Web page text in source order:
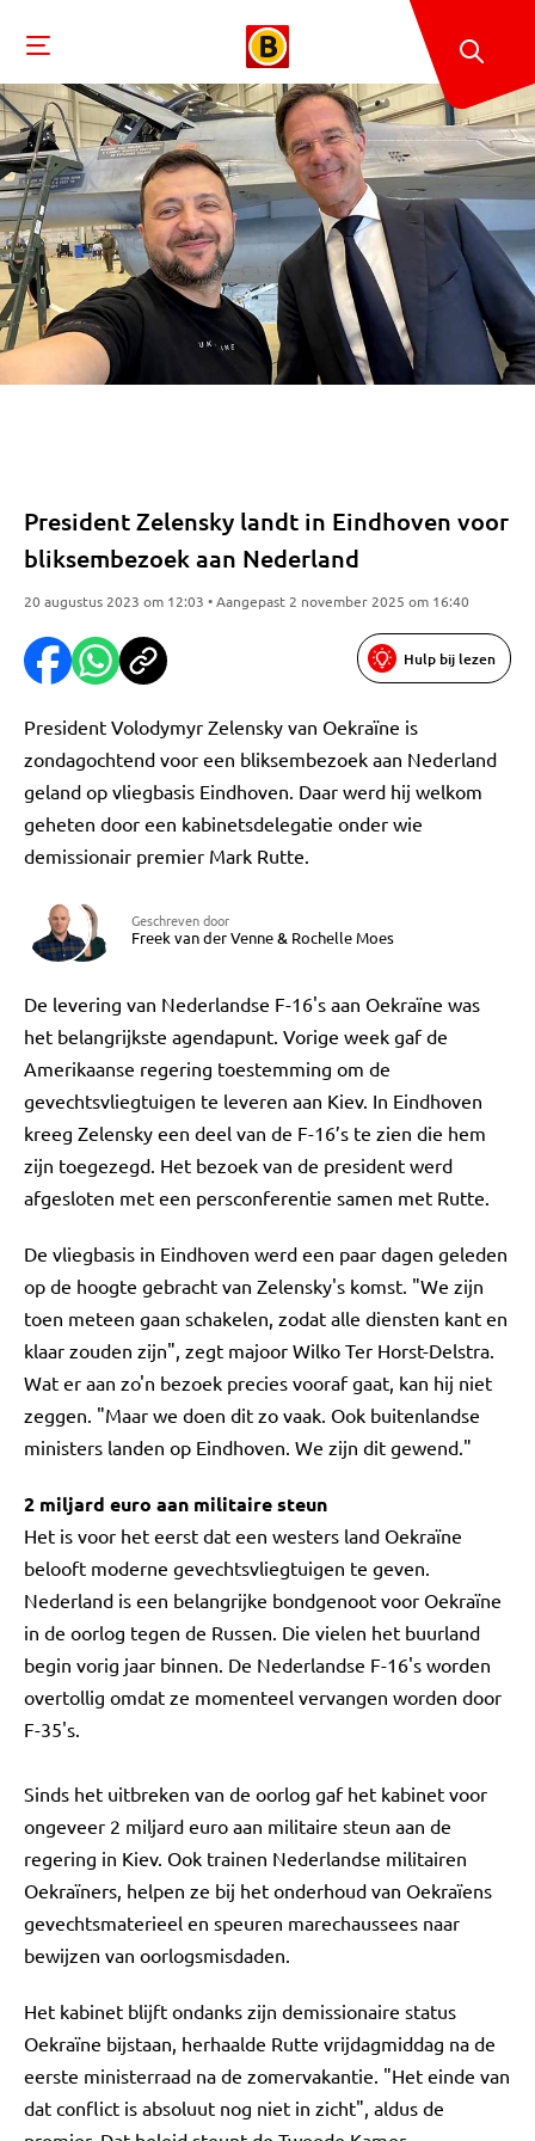
President Zelensky landt in Eindhoven voor
bliksembezoek aan Nederland
20 augustus 2023 om 12:03 • Aangepast 2 november 2025 om 16:40
Hulp bij lezen
President Volodymyr Zelensky van Oekraïne is
zondagochtend voor een bliksembezoek aan Nederland
geland op vliegbasis Eindhoven. Daar werd hij welkom
geheten door een kabinetsdelegatie onder wie
demissionair premier Mark Rutte.
Geschreven door
Freek van der Venne& Rochelle Moes
De levering van Nederlandse F-16's aan Oekraïne was
het belangrijkste agendapunt. Vorige week gaf de
Amerikaanse regering toestemming om de
gevechtsvliegtuigen te leveren aan Kiev. In Eindhoven
kreeg Zelensky een deel van de F-16’s te zien die hem
zijn toegezegd. Het bezoek van de president werd
afgesloten met een persconferentie samen met Rutte.
De vliegbasis in Eindhoven werd een paar dagen geleden
op de hoogte gebracht van Zelensky's komst. "We zijn
toen meteen gaan schakelen, zodat alle diensten kant en
klaar zouden zijn", zegt majoor Wilko Ter Horst-Delstra.
Wat er aan zo'n bezoek precies vooraf gaat, kan hij niet
zeggen. "Maar we doen dit zo vaak. Ook buitenlandse
ministers landen op Eindhoven. We zijn dit gewend."
2 miljard euro aan militaire steun
Het is voor het eerst dat een westers land Oekraïne
belooft moderne gevechtsvliegtuigen te geven.
Nederland is een belangrijke bondgenoot voor Oekraïne
in de oorlog tegen de Russen. Die vielen het buurland
begin vorig jaar binnen. De Nederlandse F-16's worden
overtollig omdat ze momenteel vervangen worden door
F-35's.
Sinds het uitbreken van de oorlog gaf het kabinet voor
ongeveer 2 miljard euro aan militaire steun aan de
regering in Kiev. Ook trainen Nederlandse militairen
Oekraïners, helpen ze bij het onderhoud van Oekraïens
gevechtsmaterieel en speuren marechaussees naar
bewijzen van oorlogsmisdaden.
Het kabinet blijft ondanks zijn demissionaire status
Oekraïne bijstaan, herhaalde Rutte vrijdagmiddag na de
eerste ministerraad na de zomervakantie. "Het einde van
dat conflict is absoluut nog niet in zicht", aldus de